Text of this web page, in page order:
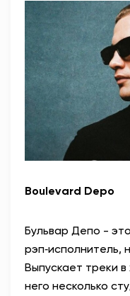
Boulevard Depo
Бульвар Депо -
рэп‑исполнитель,
Выпускает треки в
него несколько